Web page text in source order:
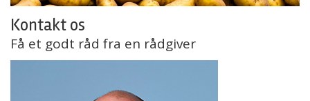
Kontakt os
Få et godt råd fra en rådgiver